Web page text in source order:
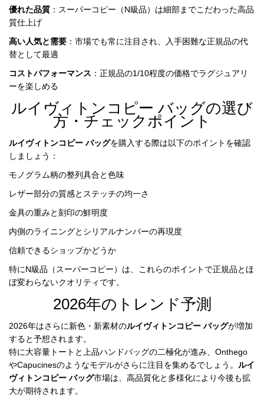
優れた品質 ：スーパーコピー（N級品）は細部までこだわった高品
質仕上げ
高い人気と需要 ：市場でも常に注目され、入手困難な正規品の代
替として最適
コストパフォーマンス ：正規品の1/10程度の価格でラグジュアリ
ーを楽しめる
ルイヴィトンコピー バッグの選び
方・チェックポイント
ルイヴィトンコピー バッグを購入する際は以下のポイントを確認
しましょう：
モノグラム柄の整列具合と色味
レザー部分の質感とステッチの均一さ
金具の重みと刻印の鮮明度
内側のライニングとシリアルナンバーの再現度
信頼できるショップかどうか
特にN級品（スーパーコピー）は、これらのポイントで正規品とほ
ぼ変わらないクオリティです。
2026年のトレンド予測
2026年はさらに新色・新素材のルイヴィトンコピー バッグが増加
すると予想されます。
特に大容量トートと上品ハンドバッグの二極化が進み、Onthego
やCapucinesのようなモデルがさらに注目を集めるでしょう。 ルイ
ヴィトンコピー バッグ市場は、高品質化と多様化により今後も拡
大が期待されます。